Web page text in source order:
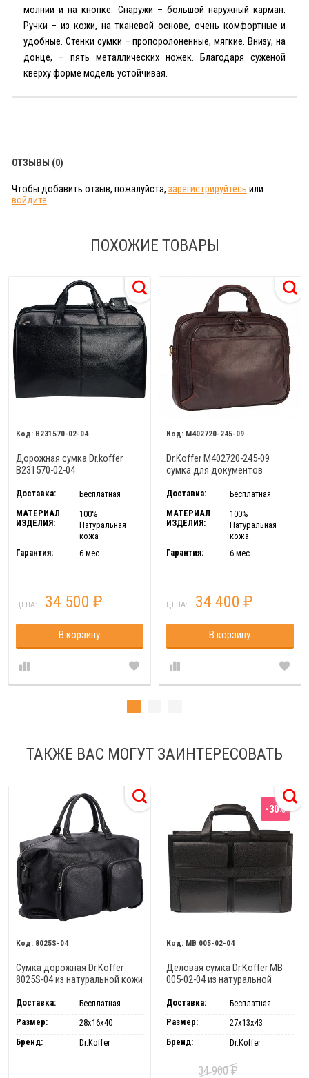
молнии и на кнопке. Снаружи – большой наружный карман.
Ручки – из кожи, на тканевой основе, очень комфортные и
удобные. Стенки сумки – пропоролоненные, мягкие. Внизу, на
донце, – пять металлических ножек. Благодаря суженой
кверху форме модель устойчивая.
ОТЗЫВЫ (0)
Чтобы добавить отзыв, пожалуйста, зарегистрируйтесь или
войдите
ПОХОЖИЕ ТОВАРЫ
B231570-02-04
Дорожная сумка Dr.koffer
B231570-02-04
Доставка:
Бесплатная
МАТЕРИАЛ
ИЗДЕЛИЯ:
100%
Натуральная
кожа
Гарантия:
6 мес.
ЦЕНА: 34 500 ₽
В корзину
M402720-245-09
Dr.Koffer M402720-245-09
сумка для документов
Доставка:
Бесплатная
МАТЕРИАЛ
ИЗДЕЛИЯ:
100%
Натуральная
кожа
Гарантия:
6 мес.
ЦЕНА: 34 400 ₽
В корзину
ТАКЖЕ ВАС МОГУТ ЗАИНТЕРЕСОВАТЬ
8025S-04
Сумка дорожная Dr.Koffer
8025S-04 из натуральной кожи
Доставка:
Бесплатная
Размер:
28х16х40
Бренд:
Dr.Koffer
-30%
MB 005-02-04
Деловая сумка Dr.Koffer MB
005-02-04 из натуральной
Доставка:
Бесплатная
Размер:
27х13х43
Бренд:
Dr.Koffer
34 900₽